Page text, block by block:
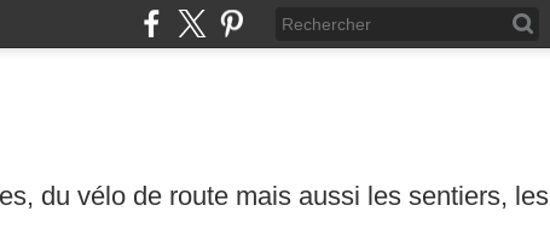
du vélo de route mais aussi les sentiers, les